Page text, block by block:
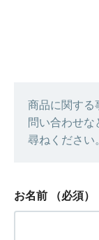
商品に関する
問い合わせな
尋ねください
お名前 （必須）